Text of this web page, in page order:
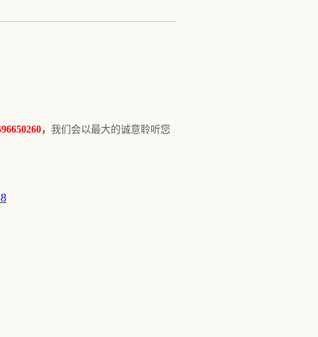
， 我们会以最大的诚意聆听您